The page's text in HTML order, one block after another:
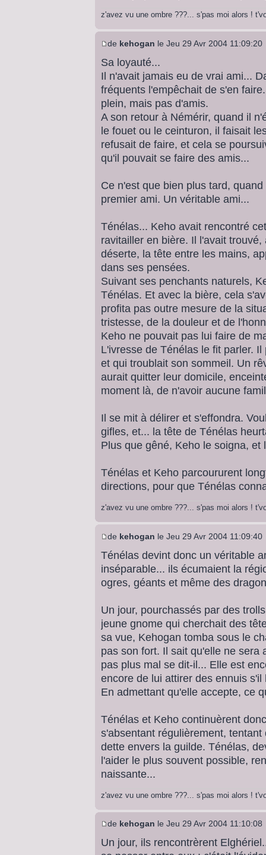
z'avez vu une ombre ???... s'pas moi alors !
de kehogan le Jeu 29 Avr 2004 11:09:20
Sa loyauté...
Il n'avait jamais eu de vrai ami...
fréquents l'empêchait de s'en
plein, mais pas d'amis.
A son retour à Némérir, quand il
le fouet ou le ceinturon, il faisait
refusait de faire, et cela se
qu'il pouvait se faire des amis...
Ce n'est que bien plus tard,
premier ami. Un véritable ami...
Ténélas... Keho avait rencontré
ravitailler en bière. Il l'avait
déserte, la tête entre les mains,
dans ses pensées.
Suivant ses penchants naturels,
Ténélas. Et avec la bière, cela
profita pas outre mesure de la
tristesse, de la douleur et de
Keho ne pouvait pas lui faire de
L'ivresse de Ténélas le fit parler.
et qui troublait son sommeil. Un
aurait quitter leur domicile,
moment là, de n'avoir aucune
Il se mit à délirer et s'effondra.
gifles, et... la tête de Ténélas
Plus que gêné, Keho le soigna,
Ténélas et Keho parcoururent
directions, pour que Ténélas
z'avez vu une ombre ???... s'pas moi alors !
de kehogan le Jeu 29 Avr 2004 11:09:40
Ténélas devint donc un véritable
inséparable... ils écumaient la
ogres, géants et même des
Un jour, pourchassés par des
jeune gnome qui cherchait des
sa vue, Kehogan tomba sous le
pas son fort. Il sait qu'elle ne sera
pas plus mal se dit-il... Elle est
encore de lui attirer des ennuis
En admettant qu'elle accepte, ce
Ténélas et Keho continuèrent
s'absentant régulièrement,
dette envers la guilde. Ténélas,
l'aider le plus souvent possible,
naissante...
z'avez vu une ombre ???... s'pas moi alors !
de kehogan le Jeu 29 Avr 2004 11:10:08
Un jour, ils rencontrèrent